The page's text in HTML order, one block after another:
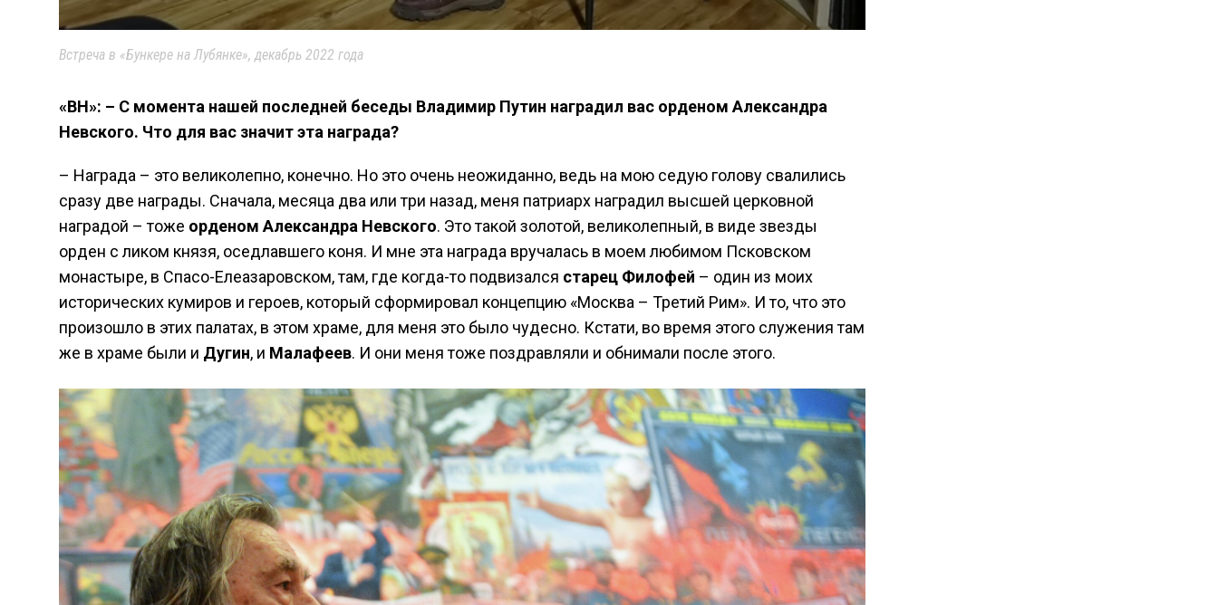
Встреча в «Бункере на Лубянке», декабрь 2022 года
«ВН»: – С момента нашей последней беседы Владимир Путин наградил вас орденом Александра
Невского. Что для вас значит эта награда?
– Награда – это великолепно, конечно. Но это очень неожиданно, ведь на мою седую голову свалились
сразу две награды. Сначала, месяца два или три назад, меня патриарх наградил высшей церковной
наградой – тоже орденом Александра Невского. Это такой золотой, великолепный, в виде звезды
орден с ликом князя, оседлавшего коня. И мне эта награда вручалась в моем любимом Псковском
монастыре, в Спасо-Елеазаровском, там, где когда-то подвизался старец Филофей – один из моих
исторических кумиров и героев, который сформировал концепцию «Москва – Третий Рим». И то, что это
произошло в этих палатах, в этом храме, для меня это было чудесно. Кстати, во время этого служения там
же в храме были и Дугин, и Малафеев. И они меня тоже поздравляли и обнимали после этого.